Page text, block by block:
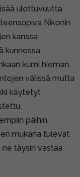
ulottuvuutta.
Nikonin
kanssa.
kunnossa.
kumi hieman
välissä mutta
käytetyt
päihin.
mukana tulevat
täysin vastaa